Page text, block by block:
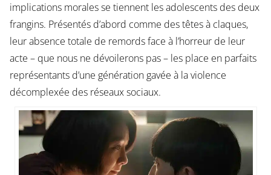
implications morales se tiennent les adolescents des deux
frangins. Présentés d’abord comme des têtes à claques,
leur absence totale de remords face à l’horreur de leur
acte – que nous ne dévoilerons pas – les place en parfaits
représentants d’une génération gavée à la violence
décomplexée des réseaux sociaux.